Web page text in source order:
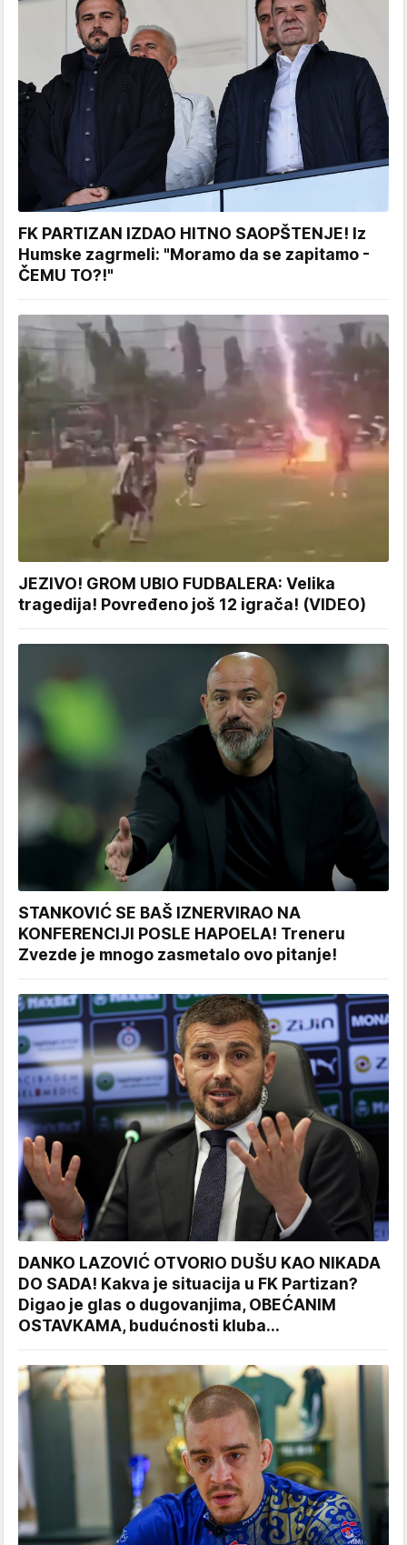
FK PARTIZAN IZDAO HITNO SAOPŠTENJE! Iz
Humske zagrmeli: "Moramo da se zapitamo -
ČEMU TO?!"
JEZIVO! GROM UBIO FUDBALERA: Velika
tragedija! Povređeno još 12 igrača! (VIDEO)
STANKOVIĆ SE BAŠ IZNERVIRAO NA
KONFERENCIJI POSLE HAPOELA! Treneru
Zvezde je mnogo zasmetalo ovo pitanje!
DANKO LAZOVIĆ OTVORIO DUŠU KAO NIKADA
DO SADA! Kakva je situacija u FK Partizan?
Digao je glas o dugovanjima, OBEĆANIM
OSTAVKAMA, budućnosti kluba...